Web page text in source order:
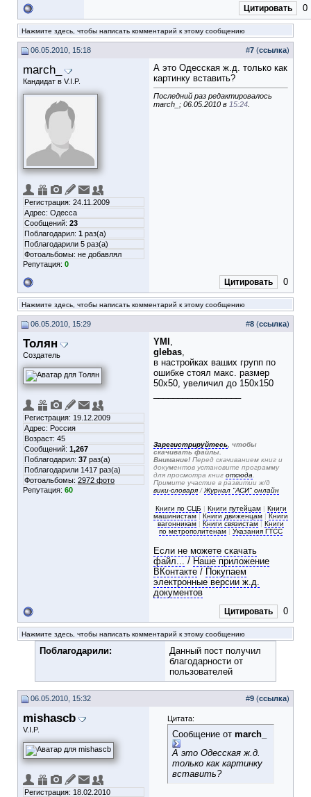
Цитировать 0
Нажмите здесь, чтобы написать комментарий к этому сообщению
06.05.2010, 15:18 #7 (ссылка)
march_
Кандидат в V.I.P.
Регистрация: 24.11.2009
Адрес: Одесса
Сообщений: 23
Поблагодарил: 1 раз(а)
Поблагодарили 5 раз(а)
Фотоальбомы: не добавлял
Репутация: 0
А это Одесская ж.д. только как
картинку вставить?
Последний раз редактировалось
march_; 06.05.2010 в 15:24
Цитировать 0
Нажмите здесь, чтобы написать комментарий к этому сообщению
06.05.2010, 15:29 #8 (ссылка)
Толян
Создатель
Регистрация: 19.12.2009
Адрес: Россия
Возраст: 45
Сообщений: 1,267
Поблагодарил: 37 раз(а)
Поблагодарили 1417 раз(а)
Фотоальбомы: 2972 фото
Репутация: 60
YMI ,
glebas,
в настройках ваших групп по
ошибке стоял макс. размер
50х50, увеличил до 150х150
Зарегистрируйтесь , чтобы
скачивать файлы.
Внимание! Перед скачиванием книг и
документов установите программу
для просмотра книг отсюда
Примите участие в развитии ж/д
вики-словаря /Журнал "АСИ" онлайн
Книги по СЦБ | Книги путейцам| Книги
машинистам | Книги движенцам | Книги
вагонникам | Книги связистам | Книги
по метрополитенам | Указания ГТСС
Если не можете скачать
файл... / Наше приложение
ВКонтакте / Покупаем
электронные версии ж.д.
документов
Цитировать 0
Нажмите здесь, чтобы написать комментарий к этому сообщению
Поблагодарили:
Данный пост получил
благодарности от
пользователей
06.05.2010, 15:32 #9 (ссылка)
mishascb
V.I.P.
Регистрация: 18.02.2010
Цитата:
Сообщение от march_
А это Одесская ж.д.
только как картинку
вставить?